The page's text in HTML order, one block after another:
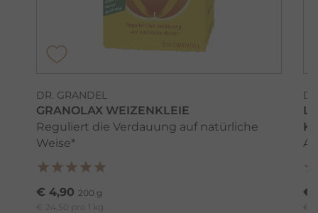
DR. GRANDEL
GRANOLAX WEIZENKLEIE
Reguliert die Verdauung auf natürliche
Weise*
€ 4,90 200 g
€ 24,50 pro 1 kg
€
€